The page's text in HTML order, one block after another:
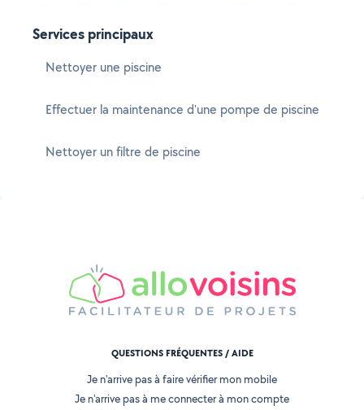
Services principaux
Nettoyer une piscine
Effectuer la maintenance d'une pompe de piscine
Nettoyer un filtre de piscine
QUESTIONS FRÉQUENTES / AIDE
Je n'arrive pas à faire vérifier mon mobile
Je n'arrive pas à me connecter à mon compte